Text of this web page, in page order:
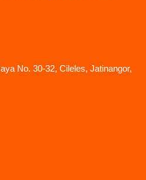
No. 30-32, Cileles, Jatinangor,